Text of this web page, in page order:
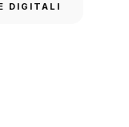
DIGITALI